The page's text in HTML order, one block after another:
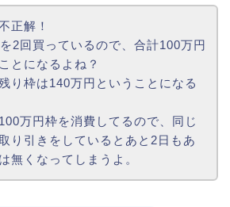
正解！
2回買っているので、合計100万円
とになるよね？
り枠は140万円ということになる
万円枠を消費してるので、同じ
り引きをしているとあと2日もあ
無くなってしまうよ。